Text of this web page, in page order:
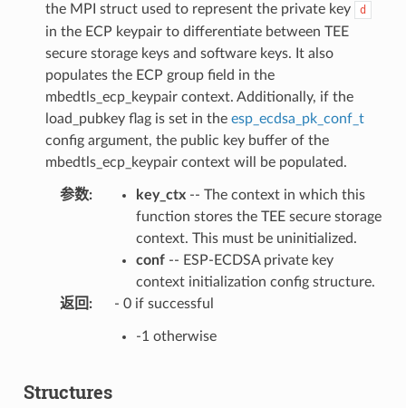
the MPI struct used to represent the private key
d
in the ECP keypair to differentiate between TEE
secure storage keys and software keys. It also
populates the ECP group field in the
mbedtls_ecp_keypair context. Additionally, if the
load_pubkey flag is set in the esp_ecdsa_pk_conf_t
config argument, the public key buffer of the
mbedtls_ecp_keypair context will be populated.
参数: key_ctx-- The context in which this
function stores the TEE secure storage
context. This must be uninitialized.
conf-- ESP-ECDSA private key
context initialization config structure.
返回 : - 0 if successful
-1 otherwise
Structures